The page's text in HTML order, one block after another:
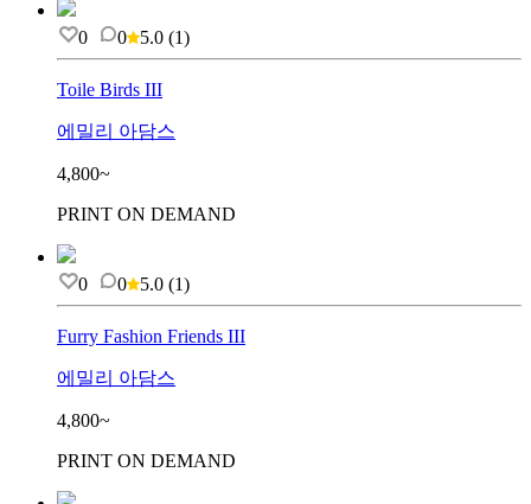
0 0 5.0 (1)
Toile Birds III
에밀리 아담스
4,800~
PRINT ON DEMAND
0 0 5.0 (1)
Furry Fashion Friends III
에밀리 아담스
4,800~
PRINT ON DEMAND